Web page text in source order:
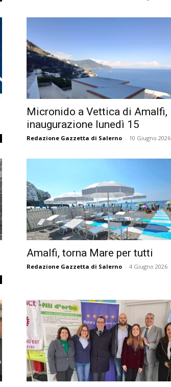
Micronido a Vettica di Amalfi,
inaugurazione lunedì 15
Redazione Gazzetta di Salerno - 10 Giugno 2026
Amalfi, torna Mare per tutti
Redazione Gazzetta di Salerno - 4 Giugno 2026